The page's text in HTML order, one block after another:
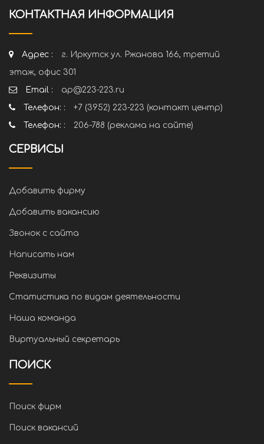
КОНТАКТНАЯ ИНФОРМАЦИЯ
Адрес :
г. Иркутск ул. Ржанова 166, третий
этаж, офис 301
Email :
ap@223-223.ru
Телефон: :
+7 (3952) 223-223 (контакт центр)
Телефон: :
206-788 (реклама на сайте)
СЕРВИСЫ
Добавить фирму
Добавить вакансию
Звонок с сайта
Написать нам
Реквизиты
Статистика по видам деятельности
Наша команда
Виртуальный секретарь
ПОИСК
Поиск фирм
Поиск вакансий